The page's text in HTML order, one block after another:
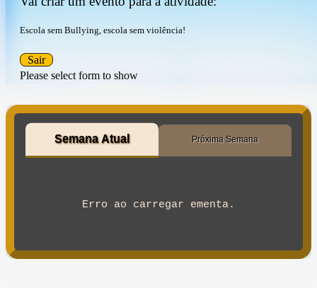
Escola sem Bullying, escola sem violência!
Please select form to show
Sair
Semana Atual Próxima Semana
Erro ao carregar ementa.